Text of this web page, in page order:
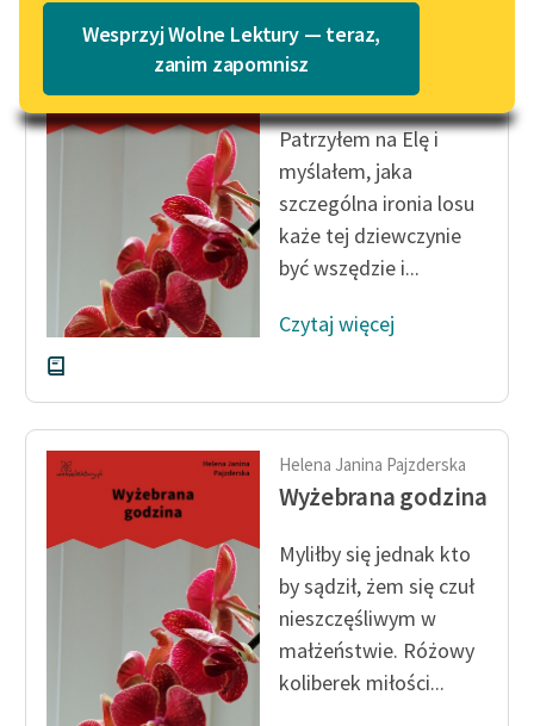
Lektury szkolne i klasyka
literatury do słuchania dla
uczennic i uczniów z
niepełnosprawnościami
szkolnych i literatury do
słuchania dla uczennic i
niepełnosprawnościami
Feministyczne inspiracje.
feministycznej
Ręce pełne poezji
Kolekcje edukacyjne
twórców przechodzących
do domeny publicznej,
lektur szkolnych oraz
Starego Testamentu
Odkurzamy bohaterów
Katalog w formacie PDF
Wesprzyj Wolne Lektury — teraz,
zanim zapomnisz
Helena Janina Pajzderska
Wyżebrana godzina
Patrzyłem na Elę i
myślałem, jaka
szczególna ironia losu
każe tej dziewczynie
być wszędzie i...
Czytaj więcej
Helena Janina Pajzderska
Wyżebrana godzina
Myliłby się jednak kto
by sądził, żem się czuł
nieszczęśliwym w
małżeństwie. Różowy
koliberek miłości...